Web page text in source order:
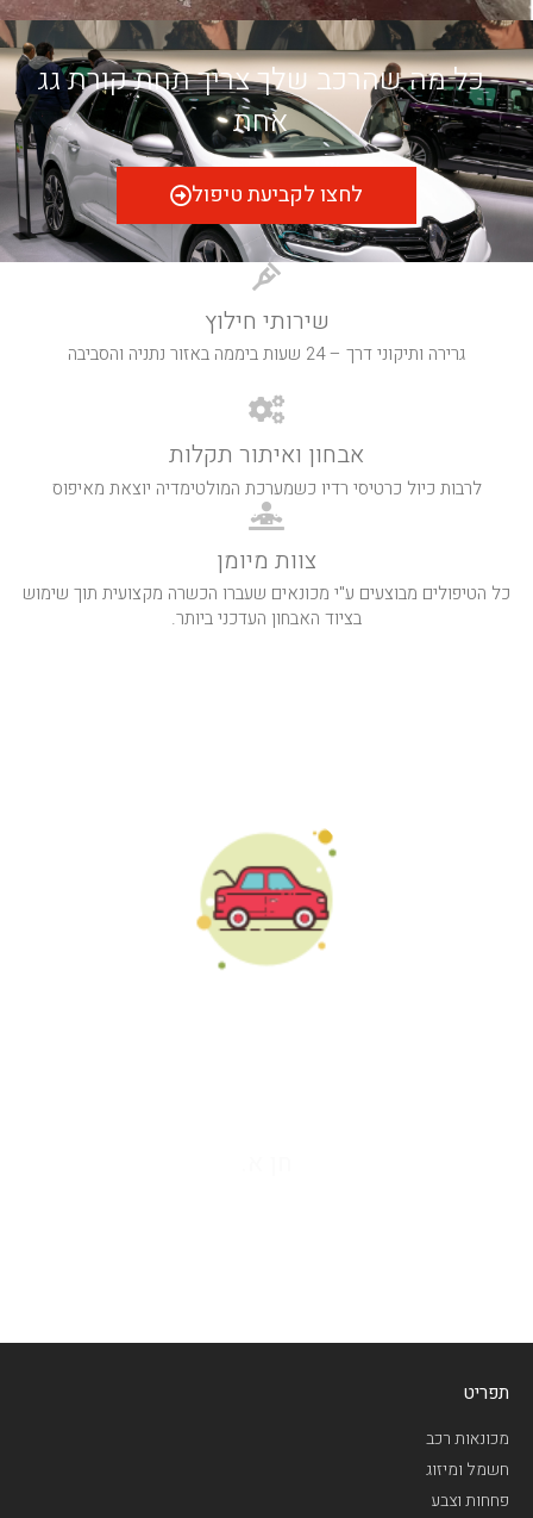
כל מה שהרכב שלך צריך תחת קורת גג
אחת
לחצו לקביעת טיפול
שירותי חילוץ
גרירה ותיקוני דרך – 24 שעות ביממה באזור נתניה והסביבה
אבחון ואיתור תקלות
לרבות כיול כרטיסי רדיו כשמערכת המולטימדיה יוצאת מאיפוס
צוות מיומן
כל הטיפולים מבוצעים ע"י מכונאים שעברו הכשרה מקצועית תוך שימוש
בציוד האבחון העדכני ביותר.
תפריט
מכונאות רכב
חשמל ומיזוג
פחחות וצבע